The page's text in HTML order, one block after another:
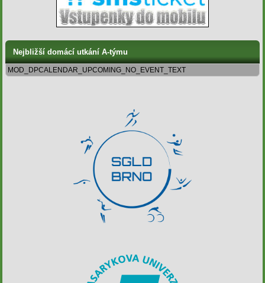
Nejbližší domácí utkání A-týmu
MOD_DPCALENDAR_UPCOMING_NO_EVENT_TEXT